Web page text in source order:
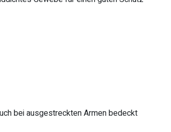
bei ausgestreckten Armen bedeckt